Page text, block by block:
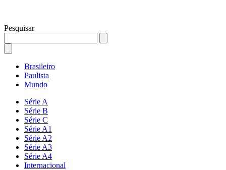
Pesquisar
Brasileiro
Paulista
Mundo
Série A
Série B
Série C
Série A1
Série A2
Série A3
Série A4
Internacional